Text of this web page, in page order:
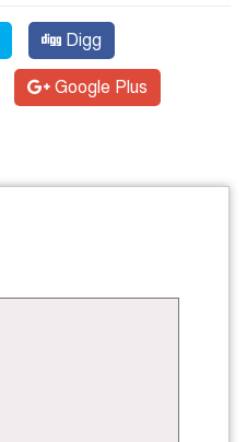
Digg
Google Plus